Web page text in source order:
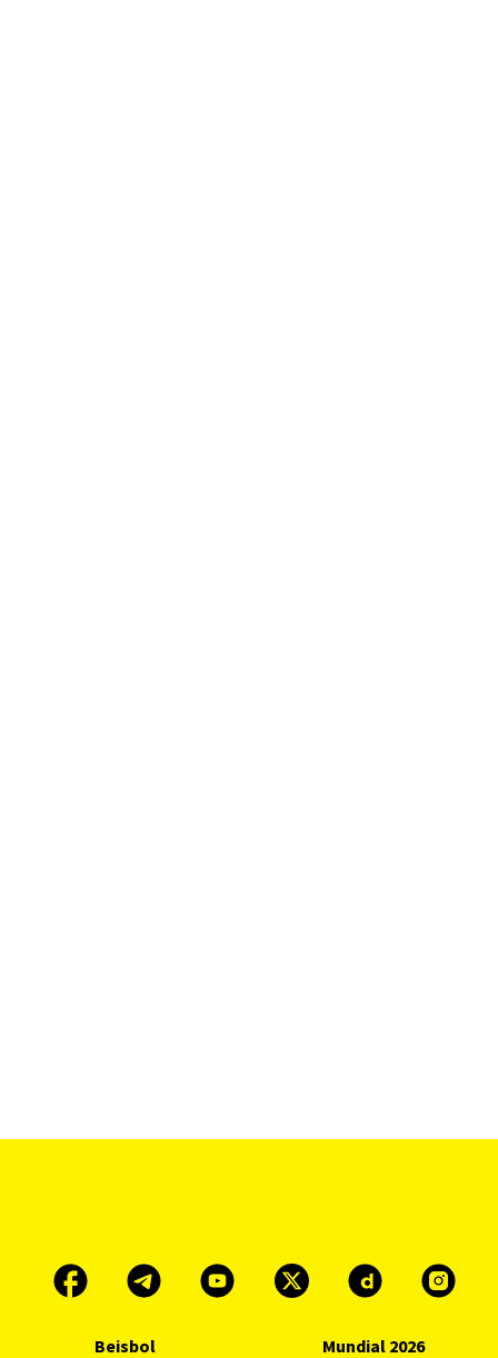
Beisbol Mundial 2026